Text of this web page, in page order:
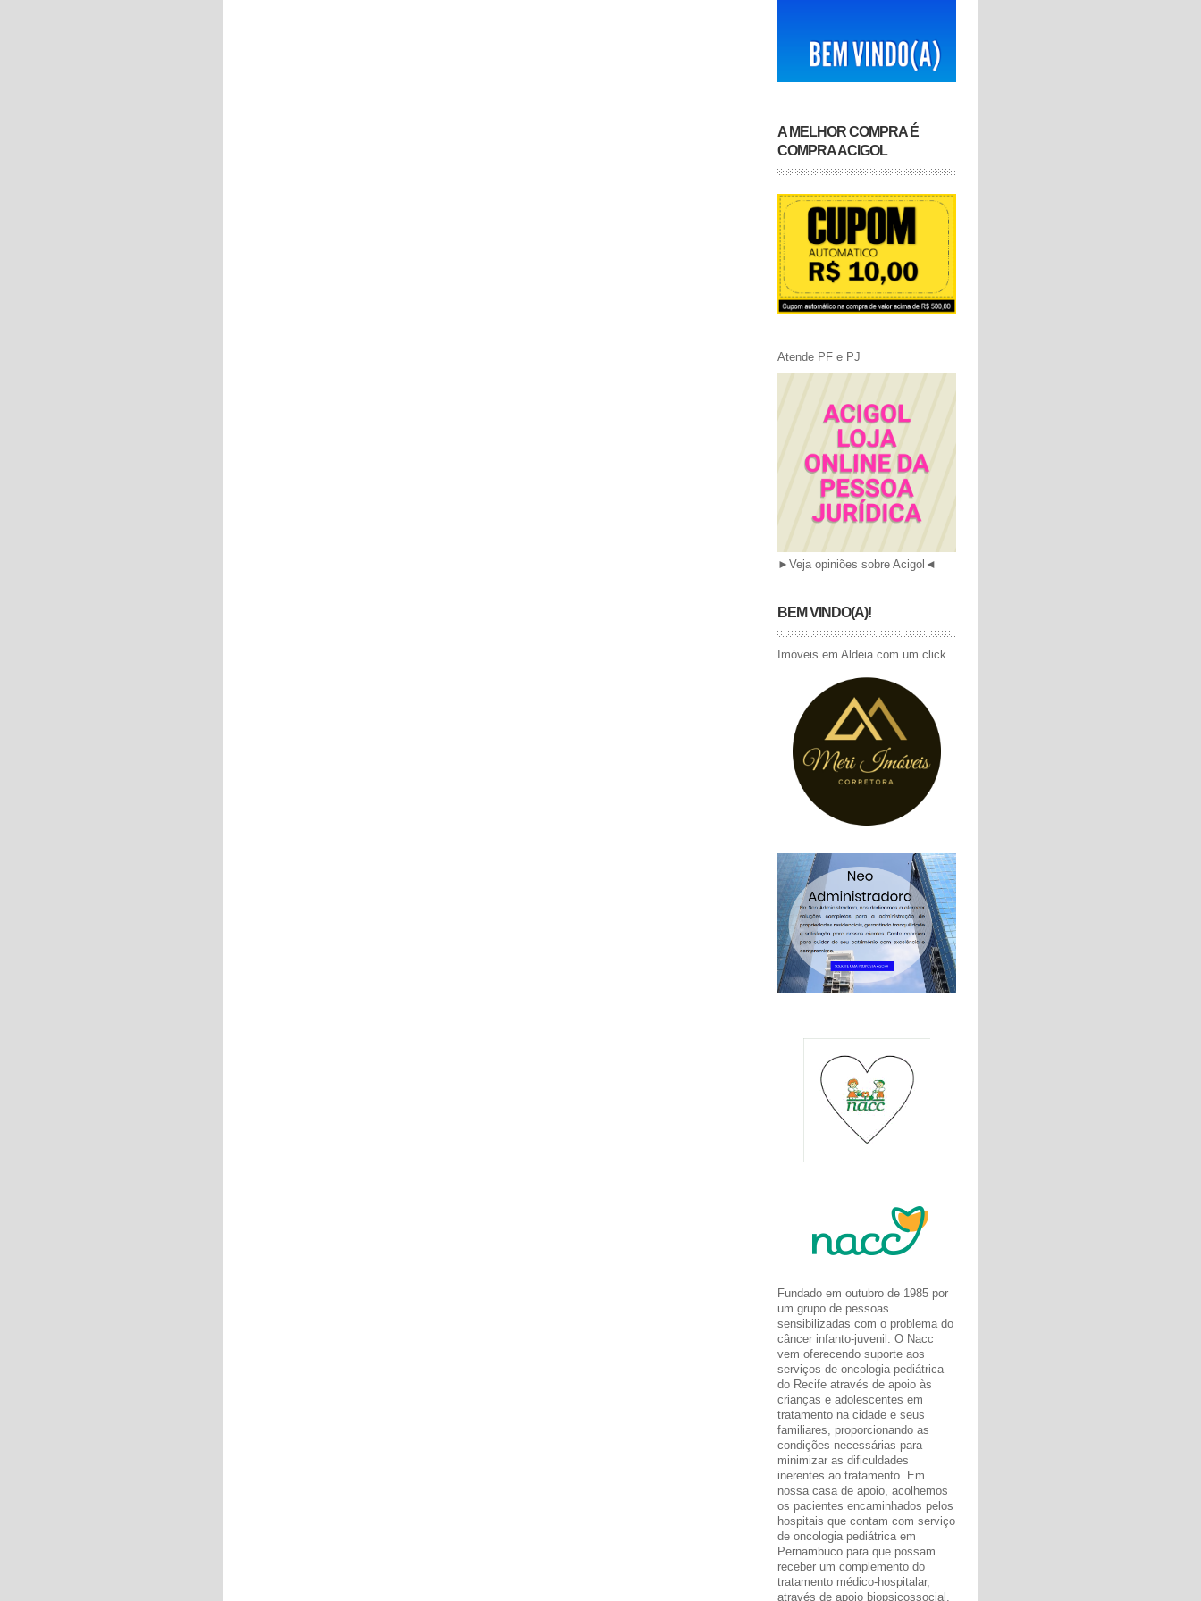
A MELHOR COMPRA É
COMPRA ACIGOL
Atende PF e PJ
► Veja opiniões sobre Acigol ◄
BEM VINDO(A)!
Imóveis em Aldeia com um click
Fundado em outubro de 1985 por
um grupo de pessoas
sensibilizadas com o problema do
câncer infanto-juvenil. O Nacc
vem oferecendo suporte aos
serviços de oncologia pediátrica
do Recife através de apoio às
crianças e adolescentes em
tratamento na cidade e seus
familiares, proporcionando as
condições necessárias para
minimizar as dificuldades
inerentes ao tratamento. Em
nossa casa de apoio, acolhemos
os pacientes encaminhados pelos
hospitais que contam com serviço
de oncologia pediátrica em
Pernambuco para que possam
receber um complemento do
tratamento médico-hospitalar,
através de apoio biopsicossocial,